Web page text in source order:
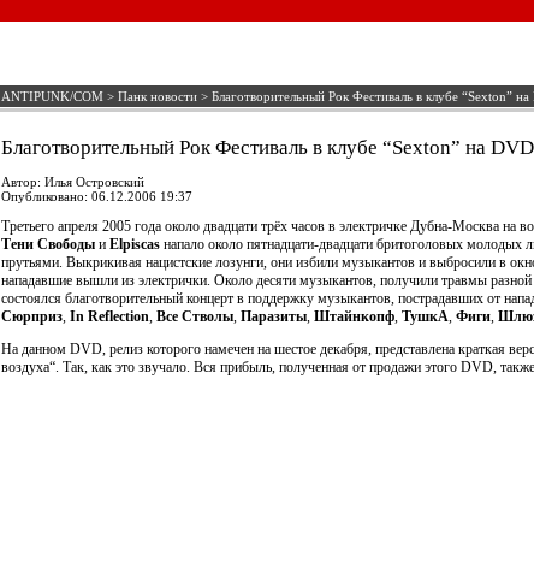
ANTIPUNK/COM > Панк новости > Благотворительный Рок Фестиваль в клубе “Sexton”
Благотворительный Рок Фестиваль в клубе “Sexton” на DVD
Автор: Илья Островский
Опубликовано: 06.12.2006 19:37
Третьего апреля 2005 года около двадцати трёх часов в электричке Дубна-Москва на
Тени Свободы и Elpiscas напало около пятнадцати-двадцати бритоголовых
прутьями. Выкрикивая нацистские лозунги, они избили музыкантов и выбросили в
нападавшие вышли из электрички. Около десяти музыкантов, получили травмы разной
состоялся благотворительный концерт в поддержку музыкантов, пострадавших от
Сюрприз, In Reflection, Все Стволы, Паразиты, Штайнкопф, ТушкА, Фиги,
На данном DVD, релиз которого намечен на шестое декабря, представлена краткая
воздуха“. Так, как это звучало. Вся прибыль, полученная от продажи этого DVD,